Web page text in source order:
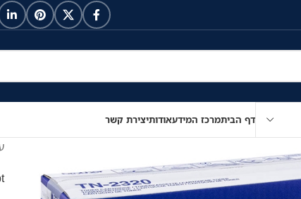
דף הביתמרכז המידעאודותיצירת קשר